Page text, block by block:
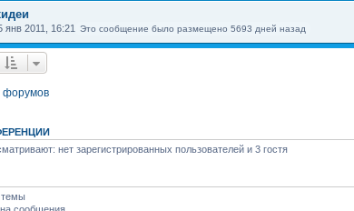
янв 2011, 16:21 Это сообщение было размещено 5693 дней назад
форумов
нет зарегистрированных пользователей и 3 гостя
темы